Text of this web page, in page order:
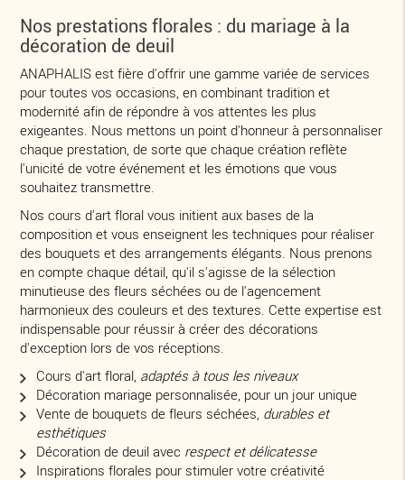
Nos prestations florales : du mariage à la
décoration de deuil
ANAPHALIS est fière d'offrir une gamme variée de services
pour toutes vos occasions, en combinant tradition et
modernité afin de répondre à vos attentes les plus
exigeantes. Nous mettons un point d'honneur à personnaliser
chaque prestation, de sorte que chaque création reflète
l'unicité de votre événement et les émotions que vous
souhaitez transmettre.
Nos cours d'art floral vous initient aux bases de la
composition et vous enseignent les techniques pour réaliser
des bouquets et des arrangements élégants. Nous prenons
en compte chaque détail, qu'il s'agisse de la sélection
minutieuse des fleurs séchées ou de l'agencement
harmonieux des couleurs et des textures. Cette expertise est
indispensable pour réussir à créer des décorations
d'exception lors de vos réceptions.
Cours d'art floral, adaptés à tous les niveaux
Décoration mariage personnalisée, pour un jour unique
Vente de bouquets de fleurs séchées, durables et
esthétiques
Décoration de deuil avec respect et délicatesse
Inspirations florales pour stimuler votre créativité